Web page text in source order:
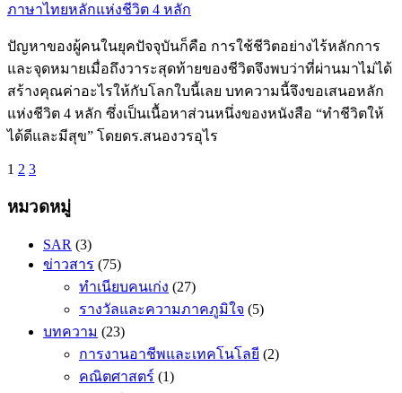
ภาษาไทยหลักแห่งชีวิต 4 หลัก
ปัญหาของผู้คนในยุคปัจจุบันก็คือ การใช้ชีวิตอย่างไร้หลักการ
และจุดหมายเมื่อถึงวาระสุดท้ายของชีวิตจึงพบว่าที่ผ่านมาไม่ได้
สร้างคุณค่าอะไรให้กับโลกใบนี้เลย บทความนี้จึงขอเสนอหลัก
แห่งชีวิต 4 หลัก ซึ่งเป็นเนื้อหาส่วนหนึ่งของหนังสือ “ทำชีวิตให้
ได้ดีและมีสุข” โดยดร.สนองวรอุไร
1 2 3
หมวดหมู่
SAR (3)
ข่าวสาร (75)
ทำเนียบคนเก่ง (27)
รางวัลและความภาคภูมิใจ (5)
บทความ (23)
การงานอาชีพและเทคโนโลยี (2)
คณิตศาสตร​์ (1)